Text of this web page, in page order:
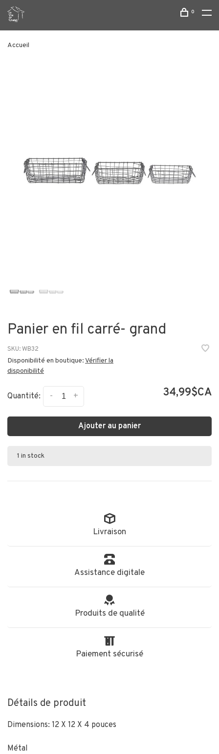
0
Accueil
Panier en fil carré- grand
SKU:WB32
Disponibilité en boutique:Vérifier la
disponibilité
Quantité: +
- 34,99$CA
Ajouter au panier
1 in stock
Livraison
Assistance digitale
Produits de qualité
Paiement sécurisé
Détails de produit
Dimensions: 12 X 12 X 4 pouces
Métal